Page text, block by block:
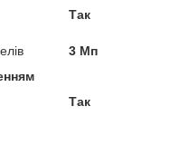
Так
3 Мп
Так